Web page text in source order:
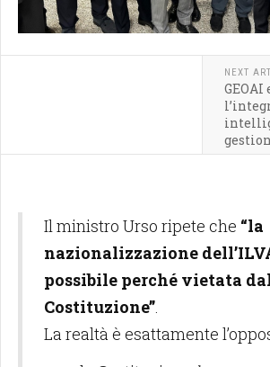
NEXT
GEOAI
Il ministro Urso ripete che “la
nazionalizzazione
possibile perché vietata
Costituzione”.
La realtà è esattamente